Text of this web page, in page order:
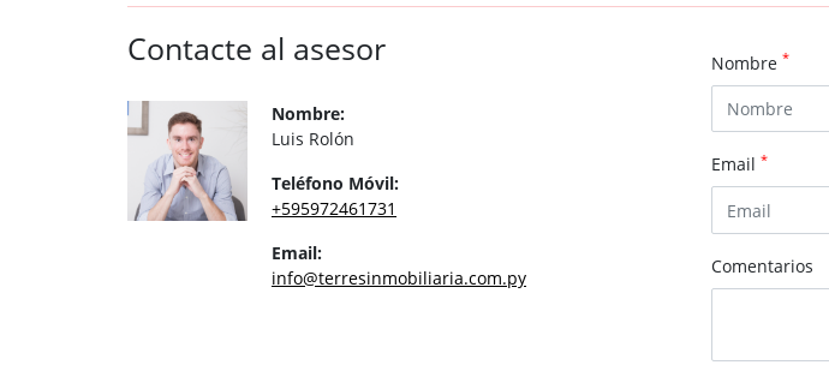
Contacte al asesor
Nombre:
Luis Rolón
Teléfono Móvil:
+595972461731
Email:
info@terresinmobiliaria.com.py
Nombre *
Email *
Comentarios